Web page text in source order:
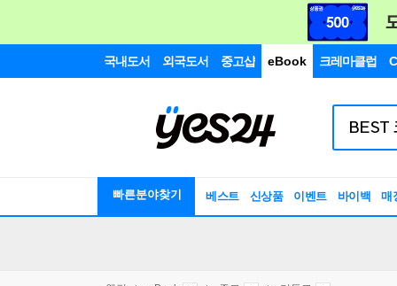
국내도서 외국도서 중고샵 eBook 크레마클럽
빠른분야찾기 베스트 신상품 이벤트 바이백 매